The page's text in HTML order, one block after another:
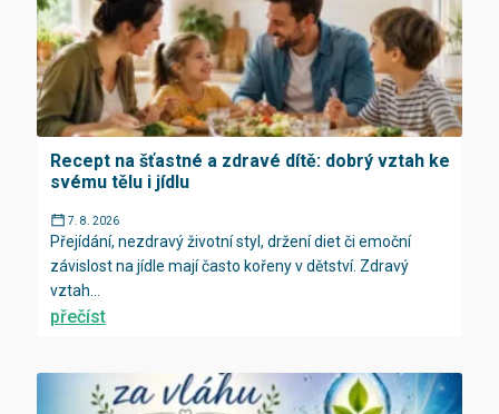
Recept na šťastné a zdravé dítě: dobrý vztah ke
svému tělu i jídlu
7. 8. 2026
Přejídání, nezdravý životní styl, držení diet či emoční
závislost na jídle mají často kořeny v dětství. Zdravý
vztah...
přečíst